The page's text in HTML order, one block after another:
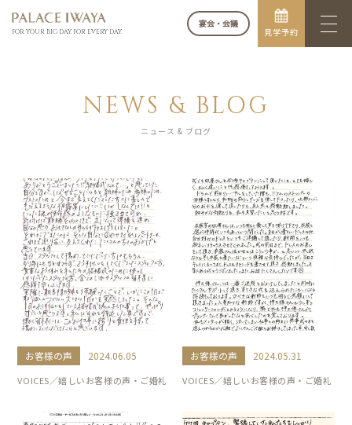
FOR YOUR BIG DAY. FOR EVERY DAY.
宴会・会議
見学予約
NEWS & BLOG
ニュース & ブログ
お客様の声 2024.06.05
VOICES／嬉しいお客様の声・ご婚礼
お客様の声 2024.05.31
VOICES／嬉しいお客様の声・ご婚礼